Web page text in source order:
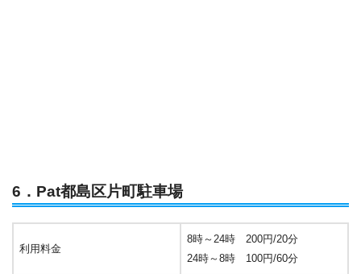
6．Pat都島区片町駐車場
利用料金
8時～24時 200円/20分
24時～8時 100円/60分